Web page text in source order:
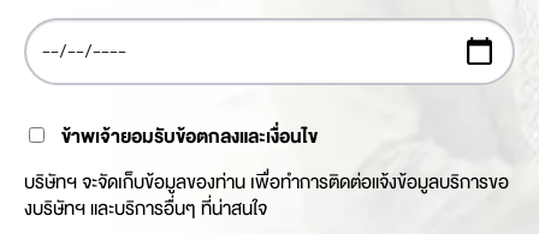
ข้าพเจ้ายอมรับข้อตกลงและเงื่อนไข
บริษัทฯ จะจัดเก็บข้อมูลของท่าน เพื่อทำการติดต่อแจ้งข้อมูลบริการขอ
งบริษัทฯ และบริการอื่นๆ ที่น่าสนใจ